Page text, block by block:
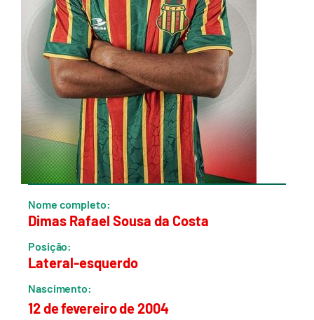
Nome completo:
Dimas Rafael Sousa da Costa
Posição:
Lateral-esquerdo
Nascimento:
12 de fevereiro de 2004